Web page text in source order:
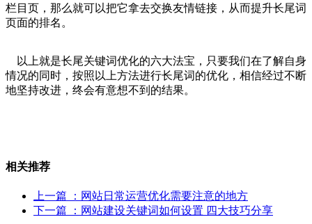
栏目页，那么就可以把它拿去交换友情链接，从而提升长尾词
页面的排名。
以上就是长尾关键词优化的六大法宝，只要我们在了解自身
情况的同时，按照以上方法进行长尾词的优化，相信经过不断
地坚持改进，终会有意想不到的结果。
相关推荐
上一篇
：网站日常运营优化需要注意的地方
下一篇
：网站建设关键词如何设置 四大技巧分享